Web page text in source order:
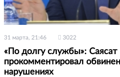
31 марта, 21:46 3022
«По долгу службы»:
прокомментировал
нарушениях